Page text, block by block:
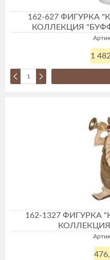
162-627 ФИГУРКА
КОЛЛЕКЦИЯ
1
162-1327 ФИГУРКА